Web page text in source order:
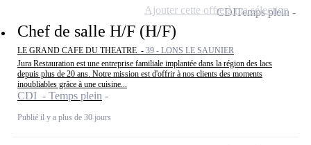
Chef de salle H/F (H/F)
LE GRAND CAFE DU THEATRE - 39 - LONS LE SAUNIER
Jura Restauration est une entreprise familiale implantée dans la région des lacs
depuis plus de 20 ans. Notre mission est d'offrir à nos clients des moments
inoubliables grâce à une cuisine...
CDI - Temps plein
Publié il y a plus de 30 jours
CDITemps plein
Ajouter cette offre à ma sélection